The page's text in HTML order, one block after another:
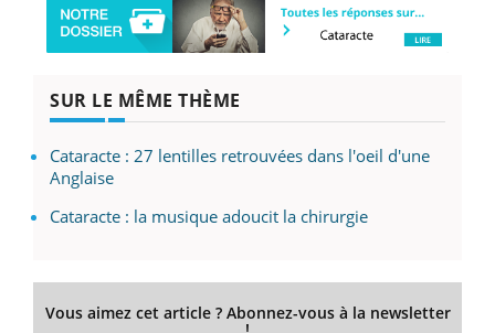
SUR LE MÊME THÈME
Cataracte : 27 lentilles retrouvées dans l'oeil d'une
Anglaise
Cataracte : la musique adoucit la chirurgie
Vous aimez cet article ? Abonnez-vous à la newsletter